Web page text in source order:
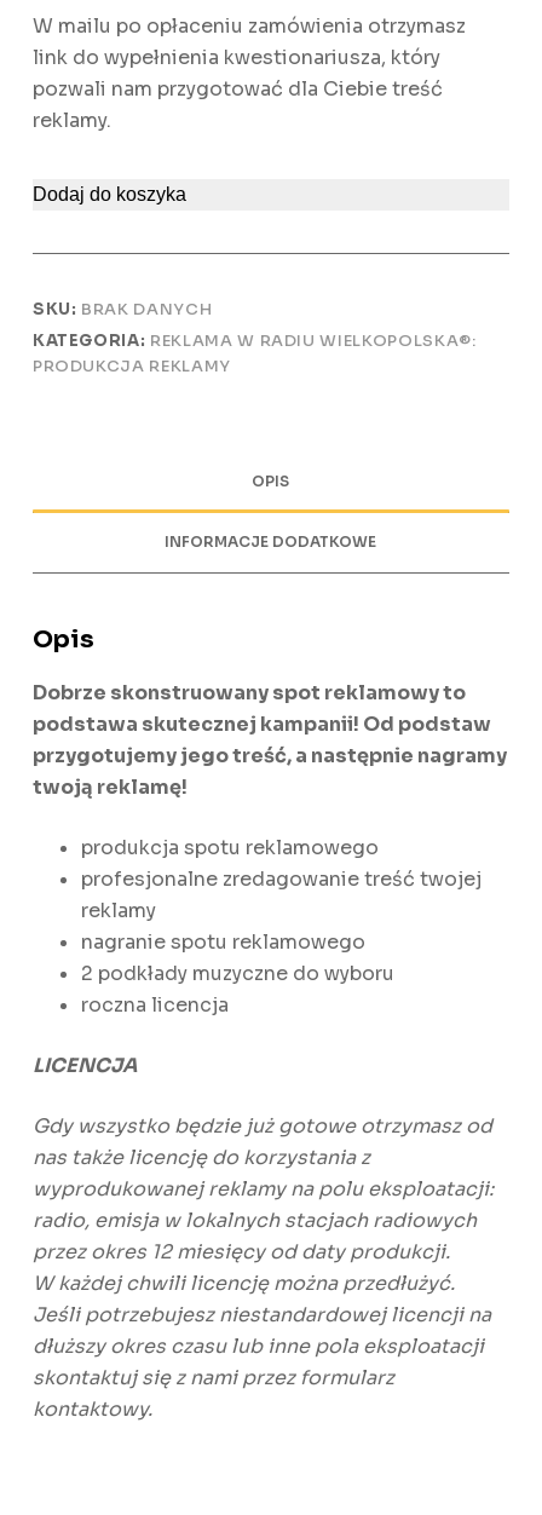
W mailu po opłaceniu zamówienia otrzymasz
link do wypełnienia kwestionariusza, który
pozwali nam przygotować dla Ciebie treść
reklamy.
Dodaj do koszyka
SKU: BRAK DANYCH
KATEGORIA: REKLAMA W RADIU WIELKOPOLSKA®:
PRODUKCJA REKLAMY
OPIS
INFORMACJE DODATKOWE
Opis
Dobrze skonstruowany spot reklamowy to
podstawa skutecznej kampanii! Od podstaw
przygotujemy jego treść, a następnie nagramy
twoją reklamę!
produkcja spotu reklamowego
profesjonalne zredagowanie treść twojej
reklamy
nagranie spotu reklamowego
2 podkłady muzyczne do wyboru
roczna licencja
LICENCJA
Gdy wszystko będzie już gotowe otrzymasz od
nas także licencję do korzystania z
wyprodukowanej reklamy na polu eksploatacji:
radio, emisja w lokalnych stacjach radiowych
przez okres 12 miesięcy od daty produkcji.
W każdej chwili licencję można przedłużyć.
Jeśli potrzebujesz niestandardowej licencji na
dłuższy okres czasu lub inne pola eksploatacji
skontaktuj się z nami przez formularz
kontaktowy.